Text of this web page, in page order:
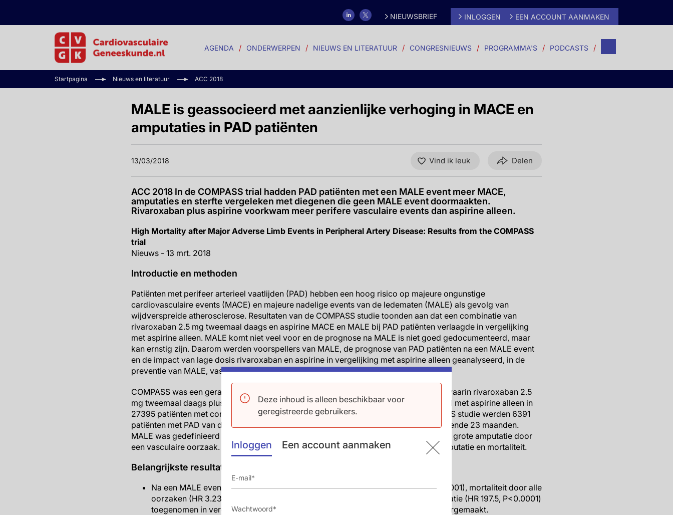
Deze inhoud is alleen beschikbaar voor
geregistreerde gebruikers.
Inloggen Een account aanmaken
NIEUWSBRIEF INLOGGEN EEN ACCOUNT AANMAKEN
AGENDA ONDERWERPEN NIEUWS EN LITERATUUR CONGRESNIEUWS PROGRAMMA'S PODCASTS
Startpagina Nieuws en literatuur ACC 2018
MALE is geassocieerd met aanzienlijke verhoging in MACE en
amputaties in PAD patiënten
13/03/2018 Vind ik leuk Delen
ACC 2018 In de COMPASS trial hadden PAD patiënten met een MALE event meer MACE,
amputaties en sterfte vergeleken met diegenen die geen MALE event doormaakten.
Rivaroxaban plus aspirine voorkwam meer perifere vasculaire events dan aspirine alleen.
High Mortality after Major Adverse Limb Events in Peripheral Artery Disease: Results from the COMPASS
trial
Nieuws - 13 mrt. 2018
Introductie en methoden
Patiënten met perifeer arterieel vaatlijden (PAD) hebben een hoog risico op majeure ongunstige
cardiovasculaire events (MACE) en majeure nadelige events van de ledematen (MALE) als gevolg van
wijdverspreide atherosclerose. Resultaten van de COMPASS studie toonden aan dat een combinatie van
rivaroxaban 2.5 mg tweemaal daags en aspirine MACE en MALE bij PAD patiënten verlaagde in vergelijking
met aspirine alleen. MALE komt niet veel voor en de prognose na MALE is niet goed gedocumenteerd, maar
kan ernstig zijn. Daarom werden voorspellers van MALE, de prognose van PAD patiënten na een MALE event
en de impact van lage dosis rivaroxaban en aspirine in vergelijking met aspirine alleen geanalyseerd, in de
preventie van MALE, vasculaire interventies en totale perifere vasculaire uitkomsten.
COMPASS was een gerandomiseerde dubbelblinde, placebo-gecontroleerde studie, waarin rivaroxaban 2.5
mg tweemaal daags plus aspirine, rivaroxaban 5 mg tweemaal daags vergeleken werd met aspirine alleen in
27395 patiënten met coronaire hartziekte of PAD. In deze subanalyse van de COMPASS studie werden 6391
patiënten met PAD van de onderste ledematen geïncludeerd die gevolgd waren gedurende 23 maanden.
MALE was gedefinieerd als ernstige ledemaatischemie die leidde tot een interventie of grote amputatie door
een vasculaire oorzaak. Uitkomsten geëvalueerd na MALE omvatten MACE, totale amputatie en mortaliteit.
Belangrijkste resultaten
Na een MALE event waren MACE of totale vasculaire amputaties (HR 7.56, P<0.0001), mortaliteit door alle
oorzaken (HR 3.23, P<0.0001), ziekenhuisopname (HR 7.21, P<0.0001) en amputatie (HR 197.5, P<0.0001)
toegenomen in vergelijking met PAD patiënten die geen MALE event hadden doorgemaakt.